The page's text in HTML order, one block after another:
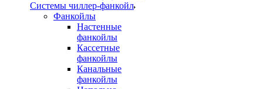
Системы чиллер-фанкойл
Фанкойлы
Настенные
фанкойлы
Кассетные
фанкойлы
Канальные
фанкойлы